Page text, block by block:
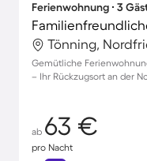
Ferienwohnung ∙ 3
Tönning,
Gemütliche
– Ihr Rückzugsort an der
ab 63 €
pro Nacht